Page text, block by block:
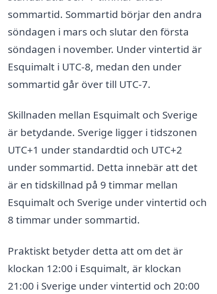
sommartid. Sommartid börjar den andra
söndagen i mars och slutar den första
söndagen i november. Under vintertid är
Esquimalt i UTC-8, medan den under
sommartid går över till UTC-7.
Skillnaden mellan Esquimalt och Sverige
är betydande. Sverige ligger i tidszonen
UTC+1 under standardtid och UTC+2
under sommartid. Detta innebär att det
är en tidskillnad på 9 timmar mellan
Esquimalt och Sverige under vintertid och
8 timmar under sommartid.
Praktiskt betyder detta att om det är
klockan 12:00 i Esquimalt, är klockan
21:00 i Sverige under vintertid och 20:00